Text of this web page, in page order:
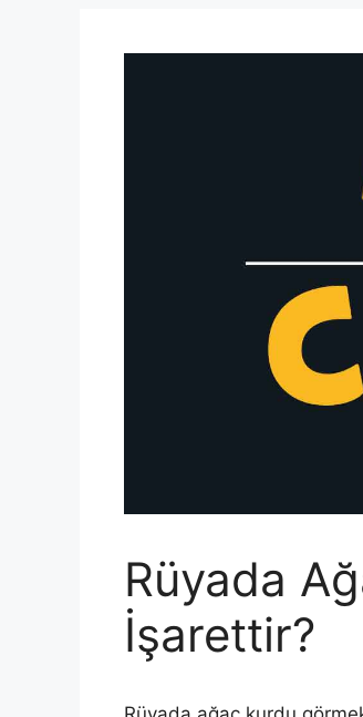
Rüyada
İşarettir?